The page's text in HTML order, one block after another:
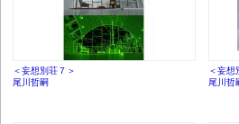
＜妄想別荘７＞
尾川哲嗣
＜妄想
尾川哲